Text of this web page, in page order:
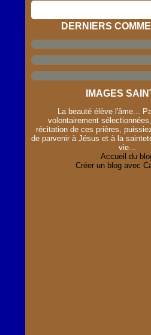
DERNIERS
IMAGES
La beauté élève l'âme...
volontairement
récitation de ces prières,
de parvenir à Jésus et à la
vie...
Accueil du
Créer un blog avec